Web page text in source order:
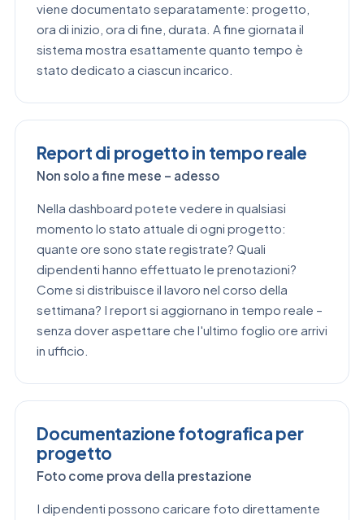
viene documentato separatamente: progetto,
ora di inizio, ora di fine, durata. A fine giornata il
sistema mostra esattamente quanto tempo è
stato dedicato a ciascun incarico.
Report di progetto in tempo reale
Non solo a fine mese – adesso
Nella dashboard potete vedere in qualsiasi
momento lo stato attuale di ogni progetto:
quante ore sono state registrate? Quali
dipendenti hanno effettuato le prenotazioni?
Come si distribuisce il lavoro nel corso della
settimana? I report si aggiornano in tempo reale –
senza dover aspettare che l'ultimo foglio ore arrivi
in ufficio.
Documentazione fotografica per
progetto
Foto come prova della prestazione
I dipendenti possono caricare foto direttamente